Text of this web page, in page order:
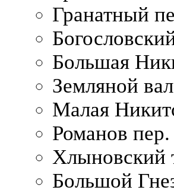
Гранатный
Большая
Земляной
Малая
Романов
Хлыновский
Большой